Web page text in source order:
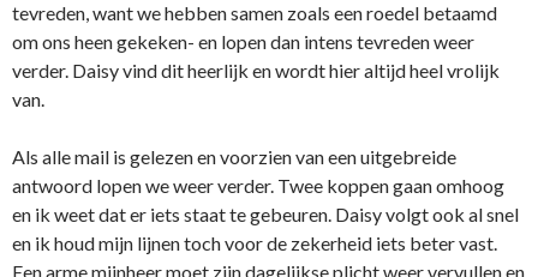
tevreden, want we hebben samen zoals een roedel betaamd
om ons heen gekeken- en lopen dan intens tevreden weer
verder. Daisy vind dit heerlijk en wordt hier altijd heel vrolijk
van.
Als alle mail is gelezen en voorzien van een uitgebreide
antwoord lopen we weer verder. Twee koppen gaan omhoog
en ik weet dat er iets staat te gebeuren. Daisy volgt ook al snel
en ik houd mijn lijnen toch voor de zekerheid iets beter vast.
Een arme mijnheer moet zijn dagelijkse plicht weer vervullen en